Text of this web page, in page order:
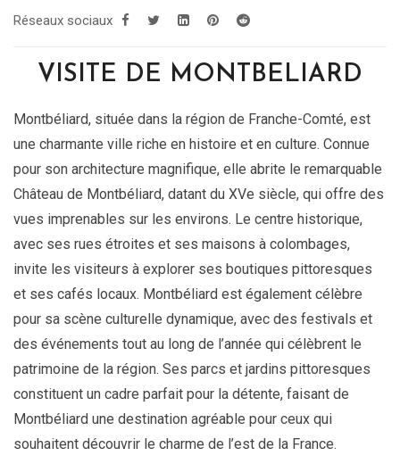
Réseaux sociaux
VISITE DE MONTBELIARD
Montbéliard, située dans la région de Franche-Comté, est
une charmante ville riche en histoire et en culture. Connue
pour son architecture magnifique, elle abrite le remarquable
Château de Montbéliard, datant du XVe siècle, qui offre des
vues imprenables sur les environs. Le centre historique,
avec ses rues étroites et ses maisons à colombages,
invite les visiteurs à explorer ses boutiques pittoresques
et ses cafés locaux. Montbéliard est également célèbre
pour sa scène culturelle dynamique, avec des festivals et
des événements tout au long de l’année qui célèbrent le
patrimoine de la région. Ses parcs et jardins pittoresques
constituent un cadre parfait pour la détente, faisant de
Montbéliard une destination agréable pour ceux qui
souhaitent découvrir le charme de l’est de la France.